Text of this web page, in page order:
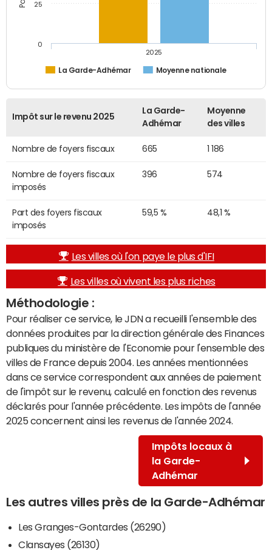
La Garde-Adhémar Moyenne nationale
2025
0
25
Impôt sur le revenu 2025
La Garde-
Adhémar
Moyenne
des villes
Nombre de foyers fiscaux 665 1 186
Nombre de foyers fiscaux
imposés
396 574
Part des foyers fiscaux
imposés
59,5 % 48,1 %
Les villes où l'on paye le plus d'IFI
Les villes où vivent les plus riches
Méthodologie :
Pour réaliser ce service, le JDN a recueilli l'ensemble des
données produites par la direction générale des Finances
publiques du ministère de l'Economie pour l'ensemble des
villes de France depuis 2004. Les années mentionnées
dans ce service correspondent aux années de paiement
de l'impôt sur le revenu, calculé en fonction des revenus
déclarés pour l'année précédente. Les impôts de l'année
2025 concernent ainsi les revenus de l'année 2024.
Impôts locaux à
la Garde-
Adhémar
Les autres villes près de la Garde-Adhémar
Les Granges-Gontardes (26290)
Clansayes (26130)